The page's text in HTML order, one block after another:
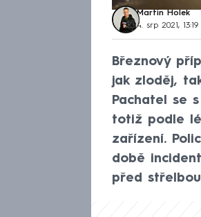
Martin Holek
4. srp 2021, 13:19
Březnový
jak zloděj,
Pachatel se
totiž podle
zařízení.
době
před